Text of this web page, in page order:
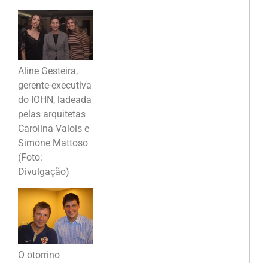
Aline Gesteira,
gerente-executiva
do IOHN, ladeada
pelas arquitetas
Carolina Valois e
Simone Mattoso
(Foto:
Divulgação)
O otorrino